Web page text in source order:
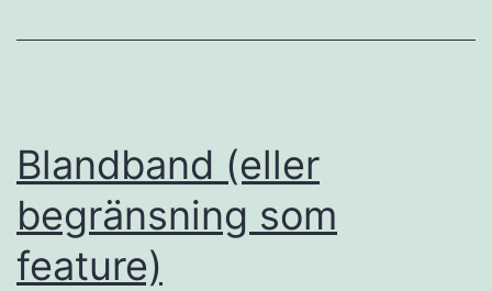
Blandband (eller
begränsning som
feature)